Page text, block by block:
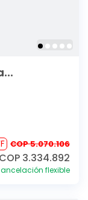
COP 5.070.106
3.334.892
flexible